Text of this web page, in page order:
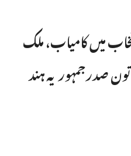
میں کامیاب، ملک
صدرجمہوریہ ہند